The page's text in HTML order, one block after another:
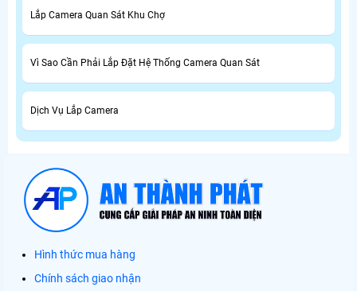
Lắp Camera Quan Sát Khu Chợ
Vì Sao Cần Phải Lắp Đặt Hệ Thống Camera Quan Sát
Dịch Vụ Lắp Camera
Hình thức mua hàng
Chính sách giao nhận